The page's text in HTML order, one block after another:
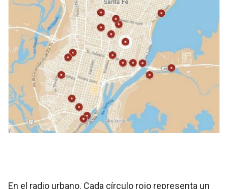
En el radio urbano. Cada círculo rojo representa un